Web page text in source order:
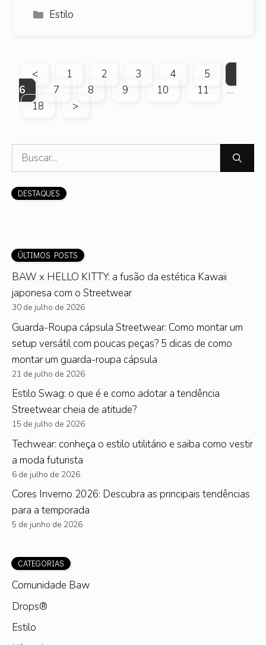
Categorias
Estilo
< Page
1 Page
2 Page
3 Page
4 Page
5
6
Page
7 Page
8 Page
9 Page
10 Page
11
…
Page
18 >
Pesquisar
DESTAQUES
ÚLTIMOS POSTS
BAW x HELLO KITTY: a fusão da estética Kawaii
japonesa com o Streetwear
30 de julho de 2026
Guarda-Roupa cápsula Streetwear: Como montar um
setup versátil com poucas peças? 5 dicas de como
montar um guarda-roupa cápsula
21 de julho de 2026
Estilo Swag: o que é e como adotar a tendência
Streetwear cheia de atitude?
15 de julho de 2026
Techwear: conheça o estilo utilitário e saiba como vestir
a moda futurista
6 de julho de 2026
Cores Inverno 2026: Descubra as principais tendências
para a temporada
5 de junho de 2026
CATEGORIAS
Comunidade Baw
Drops®
Estilo